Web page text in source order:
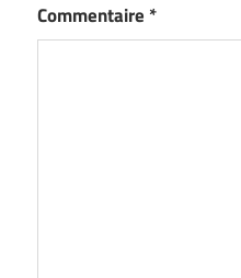
Commentaire *